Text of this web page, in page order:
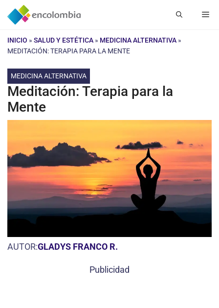
Saltar
INICIO » SALUD Y ESTÉTICA » MEDICINA ALTERNATIVA »
MEDITACIÓN: TERAPIA PARA LA MENTE
MEDICINA ALTERNATIVA
Meditación: Terapia para la
Mente
AUTOR:GLADYS FRANCO R.
Publicidad